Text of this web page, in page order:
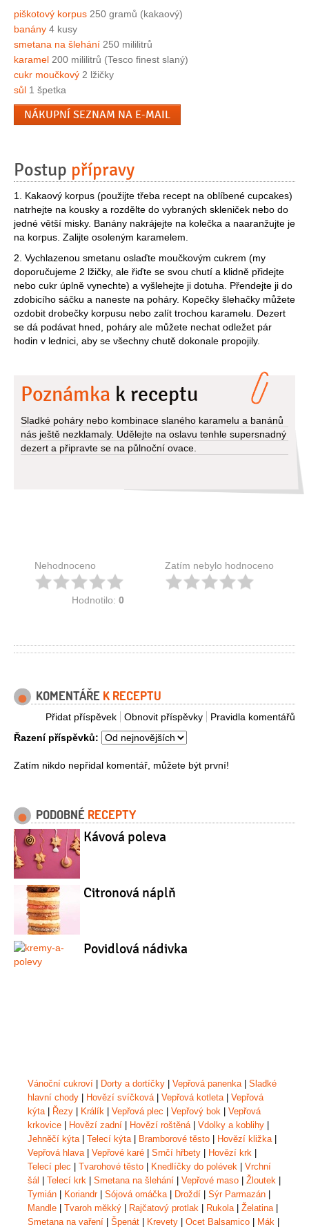
piškotový korpus 250 gramů (kakaový)
banány 4 kusy
smetana na šlehání 250 mililitrů
karamel 200 mililitrů (Tesco finest slaný)
cukr moučkový 2 lžičky
sůl 1 špetka
NÁKUPNÍ SEZNAM NA E-MAIL
Postup přípravy
1. Kakaový korpus (použijte třeba recept na oblíbené cupcakes)
natrhejte na kousky a rozdělte do vybraných skleniček nebo do
jedné větší misky. Banány nakrájejte na kolečka a naaranžujte je
na korpus. Zalijte osoleným karamelem.
2. Vychlazenou smetanu oslaďte moučkovým cukrem (my
doporučujeme 2 lžičky, ale řiďte se svou chutí a klidně přidejte
nebo cukr úplně vynechte) a vyšlehejte ji dotuha. Přendejte ji do
zdobicího sáčku a naneste na poháry. Kopečky šlehačky můžete
ozdobit drobečky korpusu nebo zalít trochou karamelu. Dezert
se dá podávat hned, poháry ale můžete nechat odležet pár
hodin v lednici, aby se všechny chutě dokonale propojily.
Poznámka k receptu
Sladké poháry nebo kombinace slaného karamelu a banánů
nás ještě nezklamaly. Udělejte na oslavu tenhle supersnadný
dezert a připravte se na půlnoční ovace.
Nehodnoceno
Hodnotilo: 0
Zatím nebylo hodnoceno
KOMENTÁŘE K RECEPTU
Pravidla komentářů
Obnovit příspěvky
Přidat příspěvek
Řazení příspěvků:
Zatím nikdo nepřidal komentář, můžete být první!
PODOBNÉ RECEPTY
Kávová poleva
Citronová náplň
Povidlová nádivka
Vánoční cukroví Dorty a dortíčky Vepřová panenka| Sladké
hlavní chody
Hovězí svíčková| Vepřová kotleta| Vepřová
kýta| Řezy Králík Vepřová plec Vepřový bok
Vepřová
krkovice
Hovězí zadní Hovězí roštěná| Vdolky a koblihy
Jehněčí kýta| Telecí kýta| Bramborové těsto Hovězí kližka|
Vepřová hlava| Vepřové karé Srnčí hřbety Hovězí krk
Telecí plec
Tvarohové těsto Knedlíčky do polévek
Vrchní
šál
Telecí krk Smetana na šlehání Vepřové maso Žloutek
Tymián
Koriandr| Sójová omáčka| Droždí Sýr Parmazán
Mandle
Tvaroh měkký Rajčatový protlak Rukola| Želatina|
Smetana na vaření
Špenát Krevety Ocet Balsamico Mák